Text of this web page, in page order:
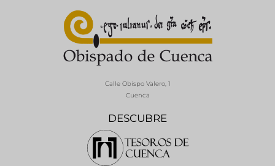
DESCUBRE
Calle Obispo Valero, 1
Cuenca